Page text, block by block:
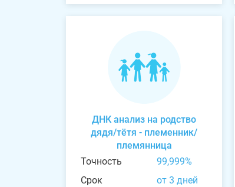
ДНК анализ на родство
дядя/тётя - племенник/
племянница
Точность
99,999%
Срок
от 3 дней